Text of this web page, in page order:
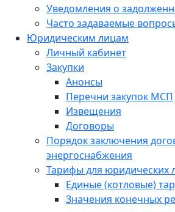
Уведомления о
Часто задаваемые
Юридическим лицам
Личный кабинет
Закупки
Анонсы
Перечни закупок МСП
Извещения
Договоры
Порядок заключения
энергоснабжения
Тарифы для юридических
Единые (котловые)
Значения конечных